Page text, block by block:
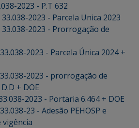
2023 - P.T 632
33.038-2023 - Parcela Unica 2023
33.038-2023 - Prorrogação de
33.038-2023 - Parcela Única 2024 +
33.038-2023 - prorrogação de
+ DOE
2023 - Portaria 6.464 + DOE
23 - Adesão PEHOSP e